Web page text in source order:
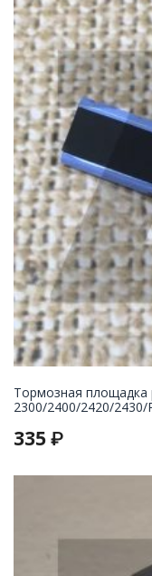
Тормозная площадка
2300/2400/2420/
335 ₽